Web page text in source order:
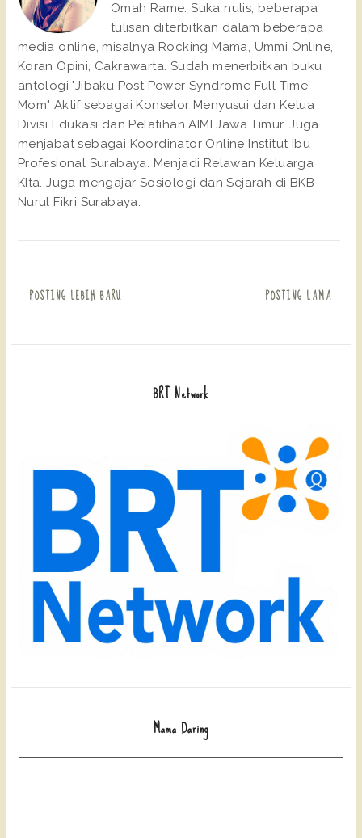
Omah Rame. Suka nulis, beberapa
tulisan diterbitkan dalam beberapa
media online, misalnya Rocking Mama, Ummi Online,
Koran Opini, Cakrawarta. Sudah menerbitkan buku
antologi "Jibaku Post Power Syndrome Full Time
Mom" Aktif sebagai Konselor Menyusui dan Ketua
Divisi Edukasi dan Pelatihan AIMI Jawa Timur. Juga
menjabat sebagai Koordinator Online Institut Ibu
Profesional Surabaya. Menjadi Relawan Keluarga
KIta. Juga mengajar Sosiologi dan Sejarah di BKB
Nurul Fikri Surabaya.
POSTING LEBIH BARU POSTING LAMA
BRT Network
Mama Daring